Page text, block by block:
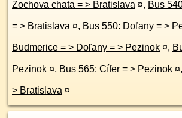
Zochova chata = > Bratislava ¤, Bus
= > Bratislava ¤, Bus
Budmerice = > Doľany = > Pezinok ¤,
Pezinok ¤, Bus 565: Cífer = > Pezinok ¤,
> Bratislava ¤